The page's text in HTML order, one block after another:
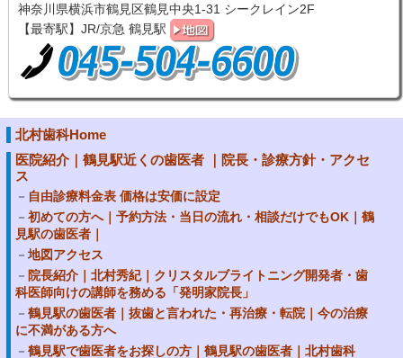
神奈川県横浜市鶴見区鶴見中央1-31 シークレイン2F
【最寄駅】JR/京急 鶴見駅
北村歯科Home
医院紹介｜鶴見駅近くの歯医者 ｜院長・診療方針・アクセ
ス
自由診療料金表 価格は安価に設定
初めての方へ｜予約方法・当日の流れ・相談だけでもOK｜鶴
見駅の歯医者｜
地図アクセス
院長紹介｜北村秀紀｜クリスタルブライトニング開発者・歯
科医師向けの講師を務める「発明家院長」
鶴見駅の歯医者｜抜歯と言われた・再治療・転院｜今の治療
に不満がある方へ
鶴見駅で歯医者をお探しの方｜鶴見駅の歯医者｜北村歯科